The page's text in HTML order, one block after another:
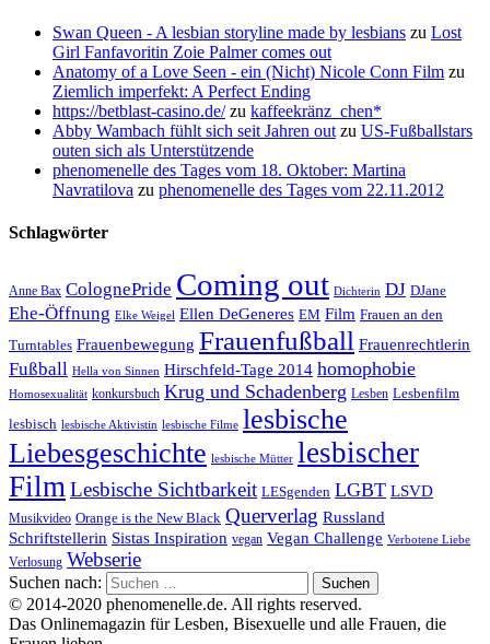
Swan Queen - A lesbian storyline made by lesbians zu Lost
Girl Fanfavoritin Zoie Palmer comes out
Anatomy of a Love Seen - ein (Nicht) Nicole Conn Film zu
Ziemlich imperfekt: A Perfect Ending
https://betblast-casino.de/zu kaffeekränz_chen*
Abby Wambach fühlt sich seit Jahren out zu US-Fußballstars
outen sich als Unterstützende
phenomenelle des Tages vom 18. Oktober: Martina
Navratilova zu phenomenelle des Tages vom 22.11.2012
Schlagwörter
Anne Bax ColognePride Coming out Dichterin DJ DJane
Ehe-Öffnung Elke Weigel Ellen DeGeneres EM Film Frauen an den
Turntables Frauenbewegung Frauenfußball Frauenrechtlerin
Fußball Hella von Sinnen Hirschfeld-Tage 2014 homophobie
Homosexualität konkursbuch Krug und Schadenberg Lesben Lesbenfilm
lesbisch lesbische Aktivistin lesbische Filme lesbische
Liebesgeschichte lesbische Mütter lesbischer
Film Lesbische Sichtbarkeit LESgenden LGBT LSVD
Musikvideo Orange is the New Black Querverlag Russland
Schriftstellerin Sistas Inspiration vegan Vegan Challenge Verbotene Liebe
Verlosung Webserie
Suchen nach:
© 2014-2020 phenomenelle.de. All rights reserved.
Das Onlinemagazin für Lesben, Bisexuelle und alle Frauen, die